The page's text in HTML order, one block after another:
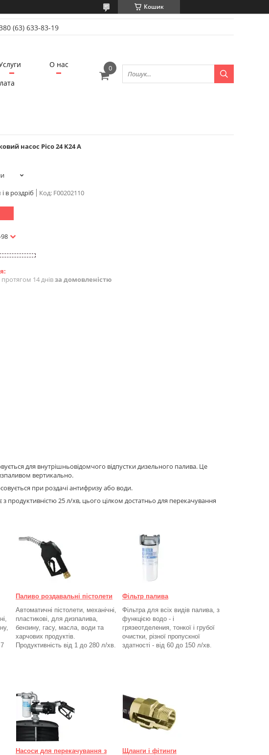
Кошик
(63) 633-83-19
О нас
насос Pico 24 K24 A
в роздріб Код: F00202110
14 днівза домовленістю
для внутрішньовідомчого відпустки дизельного палива. Це
вертикально.
при роздачі антифризу або води.
25 л/хв, цього цілком достатньо для перекачування
Паливо роздавальні пістолети
Автоматичні пістолети, механічні,
пластикові, для дизпалива,
бензину, гасу, масла, води та
харчових продуктів.
Продуктивність від 1 до 280 л/хв.
Фільтр палива
Фільтра для всіх видів палива, з
функцією водо - і
грязеотделения, тонкої і грубої
очистки, різної пропускної
здатності - від 60 до 150 л/хв
Насоси для перекачування з
Щланги і фітинги